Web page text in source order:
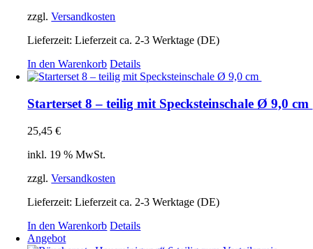
werden
zzgl.Versandkosten
Lieferzeit:Lieferzeit ca. 2-3 Werktage (DE)
In den Warenkorb Details
Starterset 8 – teilig mit Specksteinschale Ø 9,0 cm
25,45€
inkl. 19 % MwSt.
zzgl.Versandkosten
Lieferzeit:Lieferzeit ca. 2-3 Werktage (DE)
In den Warenkorb Details
Angebot